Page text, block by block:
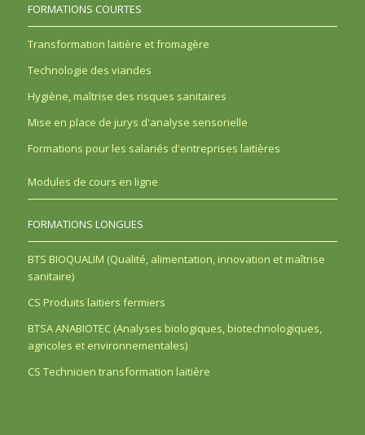
FORMATIONS COURTES
Transformation laitière et fromagère
Technologie des viandes
Hygiène, maîtrise des risques sanitaires
Mise en place de jurys d'analyse sensorielle
Formations pour les salariés d'entreprises laitières
Modules de cours en ligne
FORMATIONS LONGUES
BTS BIOQUALIM (Qualité, alimentation, innovation et maîtrise
sanitaire)
CS Produits laitiers fermiers
BTSA ANABIOTEC (Analyses biologiques, biotechnologiques,
agricoles et environnementales)
CS Technicien transformation laitière